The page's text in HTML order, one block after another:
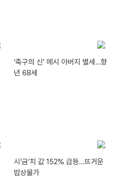
‘축구의 신’ 메시 아버지 별세…향
년 68세
시‘금’치 값 152% 급등…뜨거운
밥상물가